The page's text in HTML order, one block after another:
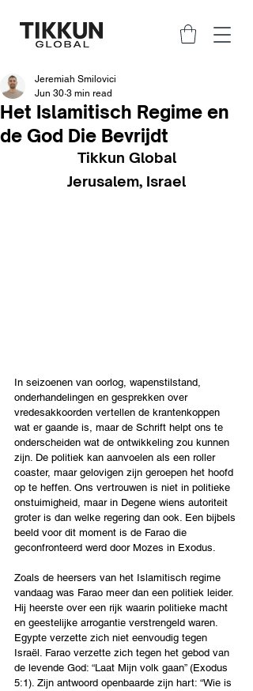
Het Islamitisch Regime en
de God Die Bevrijdt
Jeremiah Smilovici
Jun 30 3 min read
Tikkun Global
Jerusalem, Israel
In seizoenen van oorlog, wapenstilstand,
onderhandelingen en gesprekken over
vredesakkoorden vertellen de krantenkoppen
wat er gaande is, maar de Schrift helpt ons te
onderscheiden wat de ontwikkeling zou kunnen
zijn. De politiek kan aanvoelen als een roller
coaster, maar gelovigen zijn geroepen het hoofd
op te heffen. Ons vertrouwen is niet in politieke
onstuimigheid, maar in Degene wiens autoriteit
groter is dan welke regering dan ook. Een bijbels
beeld voor dit moment is de Farao die
geconfronteerd werd door Mozes in Exodus.
Zoals de heersers van het Islamitisch regime
vandaag was Farao meer dan een politiek leider.
Hij heerste over een rijk waarin politieke macht
en geestelijke arrogantie verstrengeld waren.
Egypte verzette zich niet eenvoudig tegen
Israël. Farao verzette zich tegen het gebod van
de levende God: “Laat Mijn volk gaan” (Exodus
5:1). Zijn antwoord openbaarde zijn hart: “Wie is